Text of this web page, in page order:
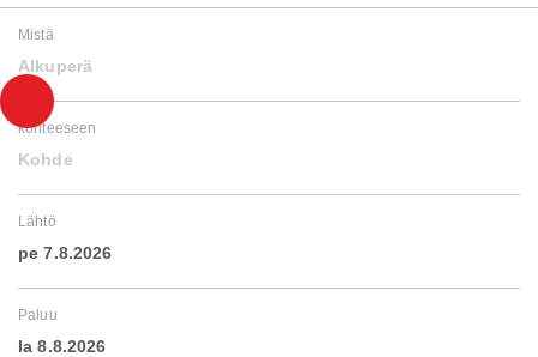
Mistä
Alkuperä
kohteeseen
Kohde
Lähtö
pe 7.8.2026
Paluu
la 8.8.2026